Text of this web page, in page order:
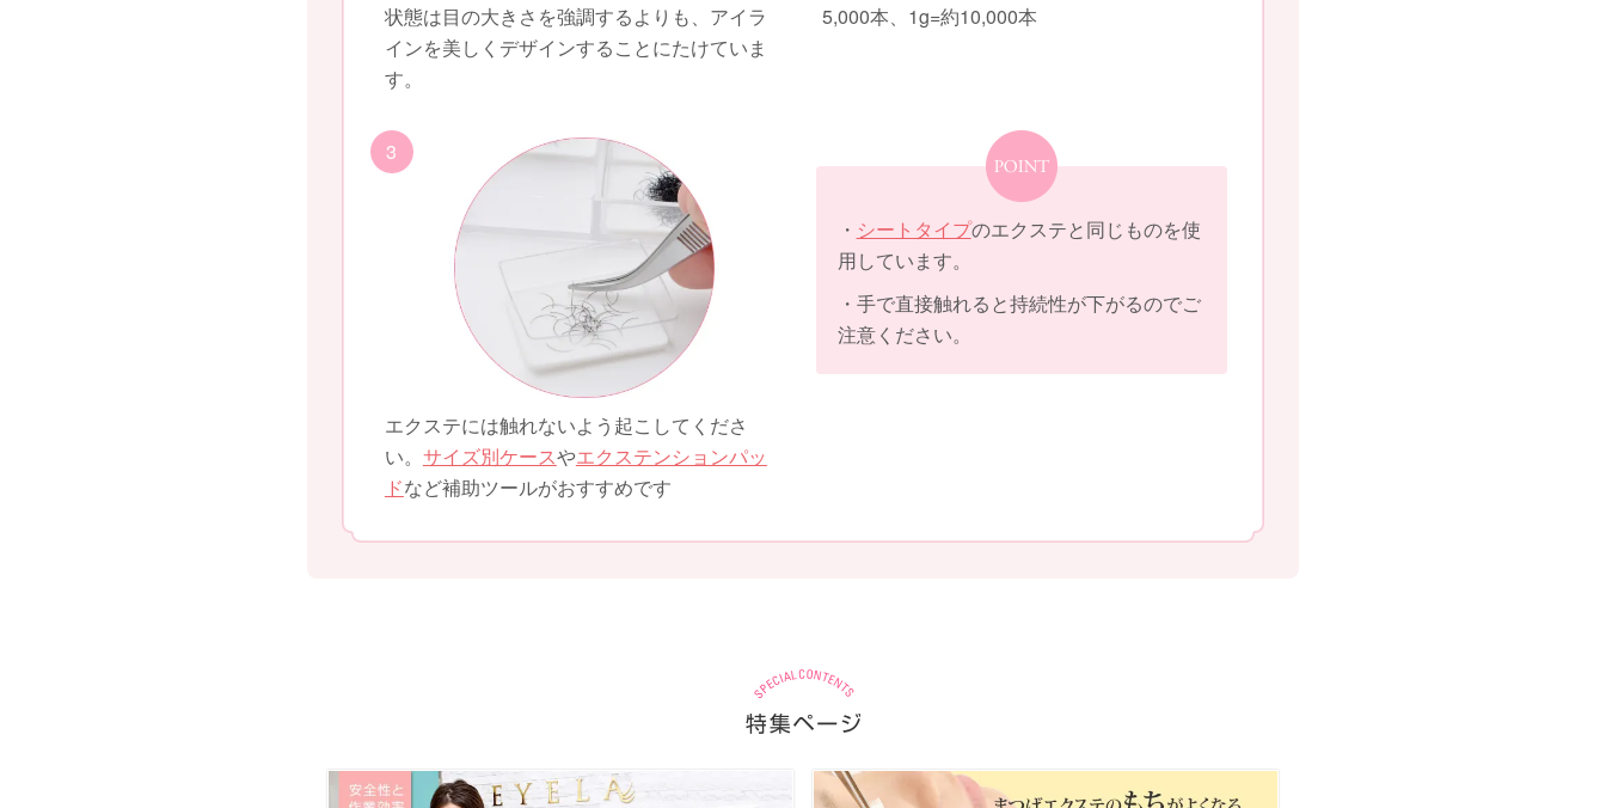
状態は目の大きさを強調するよりも、アイラ
インを美しくデザインすることにたけていま
す。
5,000本、1g=約10,000本
3
エクステには触れないよう起こしてくださ
い。 サイズ別ケースやエクステンションパッ
ドなど補助ツールがおすすめです
・ シートタイプのエクステと同じものを使
用しています。
・手で直接触れると持続性が下がるのでご
注意ください。